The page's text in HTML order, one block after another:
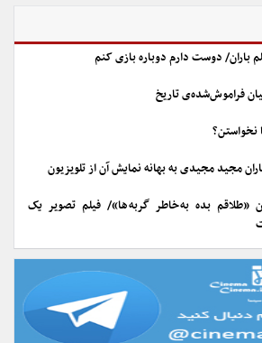
باران/ دوست دارم دوباره بازی کنم
فراموش‌شده‌ی تاریخ
نخواستن؟
مجید مجیدی به بهانه نمایش آن از تلویزیون
«طلاقم بده به خاطر گربه ها»/ فیلم تصویر یک